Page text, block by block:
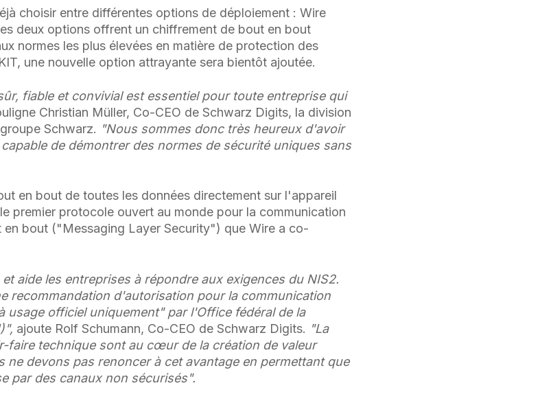
choisir entre différentes options de déploiement : Wire
deux options offrent un chiffrement de bout en bout
normes les plus élevées en matière de protection des
une nouvelle option attrayante sera bientôt ajoutée.
fiable et convivial est essentiel pour toute entreprise qui
Christian Müller, Co-CEO de Schwarz Digits, la division
Schwarz. "Nous sommes donc très heureux d'avoir
de démontrer des normes de sécurité uniques sans
en bout de toutes les données directement sur l'appareil
premier protocole ouvert au monde pour la communication
en bout ("Messaging Layer Security") que Wire a co-
aide les entreprises à répondre aux exigences du NIS2.
recommandation d'autorisation pour la communication
usage officiel uniquement" par l'Office fédéral de la
ajoute Rolf Schumann, Co-CEO de Schwarz Digits. "La
faire technique sont au cœur de la création de valeur
ne devons pas renoncer à cet avantage en permettant que
par des canaux non sécurisés".